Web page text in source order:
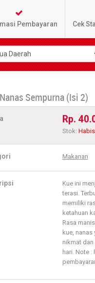
Pembayaran Cek
Sempurna (Isi 2)
Rp.
Stok:Habis
Makanan
Kue ini
terasi.
memiliki
ketahuan
Rasa
kue,
nikmat
hari. Note